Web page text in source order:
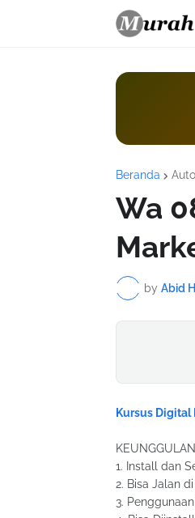
Beranda
Wa
by Abid
Kursus
1. Install dan
2. Bisa Jalan
3.